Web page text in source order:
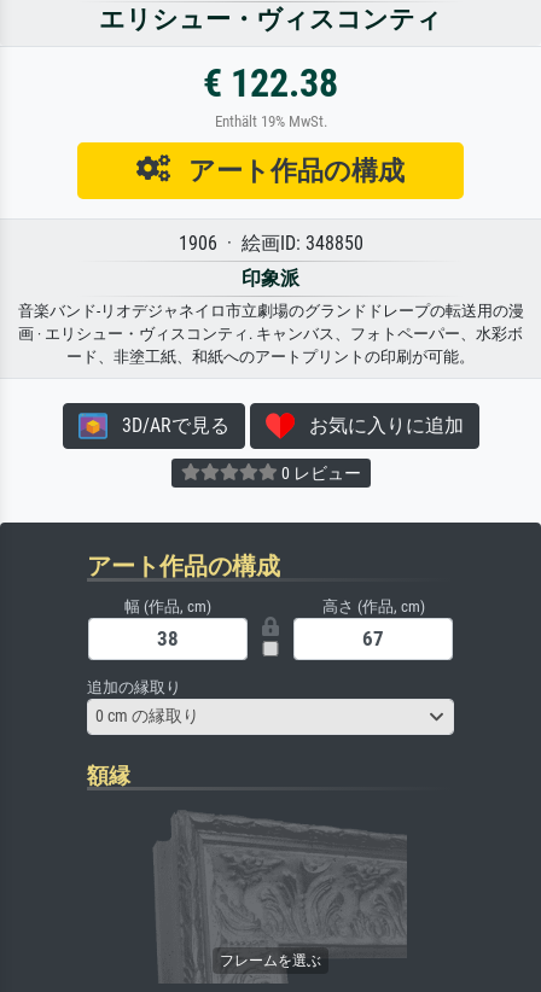
エリシュー・ヴィスコンティ
€ 122.38
Enthält 19% MwSt.
アート作品の構成
1906 · 絵画ID: 348850
印象派
音楽バンド-リオデジャネイロ市立劇場のグランドドレープの転送用の漫
画 · エリシュー・ヴィスコンティ. キャンバス、フォトペーパー、水彩ボ
ード、非塗工紙、和紙へのアートプリントの印刷が可能。
3D/ARで見る お気に入りに追加
0 レビュー
アート作品の構成
幅 (作品, cm) 高さ (作品, cm)
追加の縁取り
0 cm の縁取り
額縁